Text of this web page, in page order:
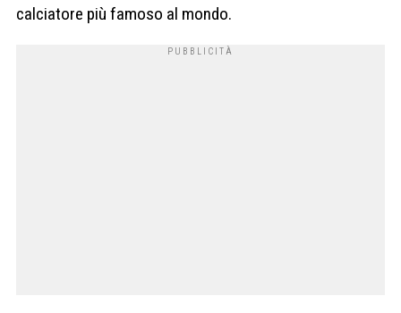
calciatore più famoso al mondo.